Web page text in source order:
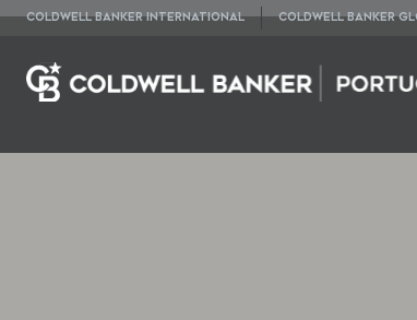
COLDWELL BANKER INTERNATIONAL COLDWELL BANKER